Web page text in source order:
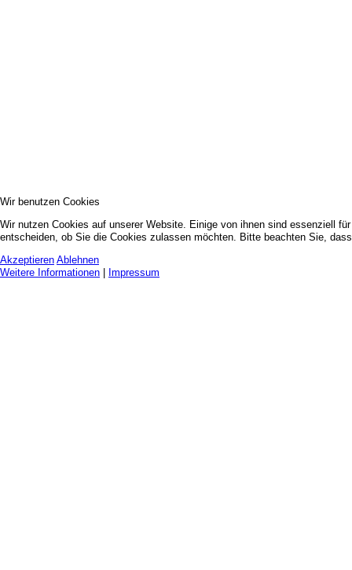
Wir benutzen Cookies
Wir nutzen Cookies auf unserer Website. Einige von ihnen sind essenziell
entscheiden, ob Sie die Cookies zulassen möchten. Bitte beachten Sie,
Akzeptieren Ablehnen
Weitere Informationen
Impressum